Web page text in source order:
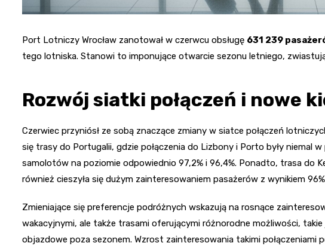
Port Lotniczy Wrocław zanotował w czerwcu obsługę 631 239
tego lotniska. Stanowi to imponujące otwarcie sezonu letniego,
Rozwój siatki połączeń i nowe
Czerwiec przyniósł ze sobą znaczące zmiany w siatce połączeń
się trasy do Portugalii, gdzie połączenia do Lizbony i Porto były niemal w
samolotów na poziomie odpowiednio 97,2% i 96,4%. Ponadto, trasa do
również cieszyła się dużym zainteresowaniem pasażerów z wynikiem
Zmieniające się preferencje podróżnych wskazują na rosnące
wakacyjnymi, ale także trasami oferującymi różnorodne możliwości,
objazdowe poza sezonem. Wzrost zainteresowania takimi